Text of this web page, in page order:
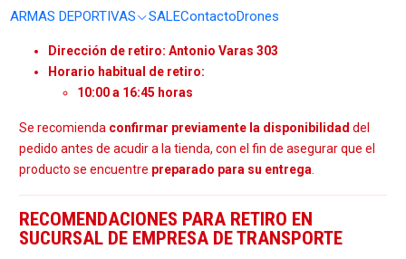
ARMAS DEPORTIVAS SALEContactoDrones
Teléfono:+56 2 3224 9572 /
WhatsApp +569 62369815
Dirección de retiro: Antonio Varas 303
Horario habitual de retiro:
10:00 a 16:45 horas
Se recomienda confirmar previamente la disponibilidad del
pedido antes de acudir a la tienda, con el fin de asegurar que el
producto se encuentre preparado para su entrega
RECOMENDACIONES PARA RETIRO EN
SUCURSAL DE EMPRESA DE TRANSPORTE